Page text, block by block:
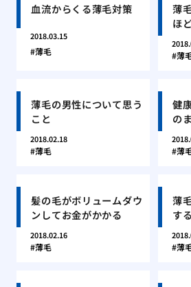
血流からくる薄毛対策
2018.03.15
薄毛
薄
ほ
薄
薄毛の男性について思う
こと
2018.02.18
薄毛
健
の
薄
髪の毛がボリュームダウ
ンしてお金がかかる
2018.02.16
薄毛
薄
す
薄